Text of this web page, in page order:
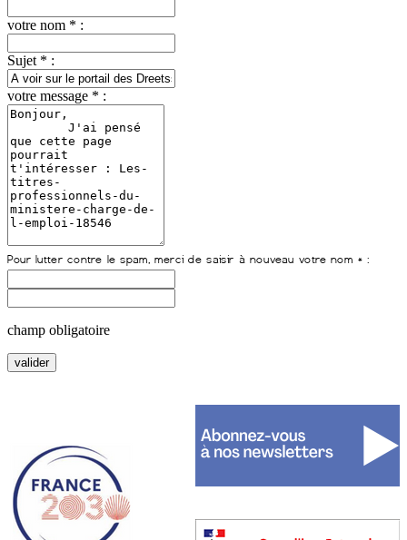
votre nom * :
Sujet * :
votre message * :
champ obligatoire